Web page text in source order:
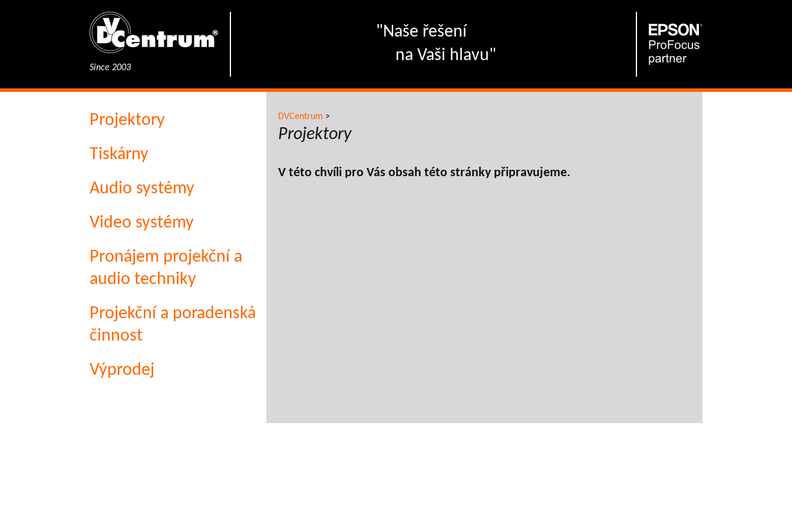
Since 2003
"Naše řešení
na Vaši hlavu"
Projektory
Tiskárny
Audio systémy
Video systémy
Pronájem projekční a
audio techniky
Projekční a poradenská
činnost
Výprodej
DVCentrum >
Projektory
V této chvíli pro Vás obsah této stránky připravujeme.